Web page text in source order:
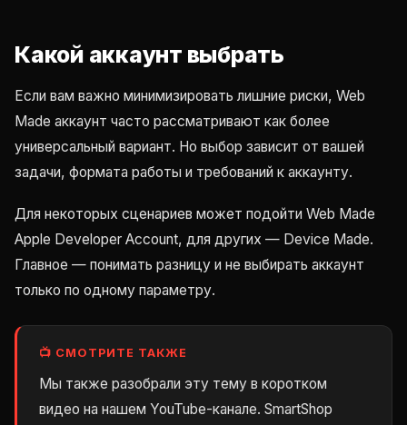
Какой аккаунт выбрать
Если вам важно минимизировать лишние риски, Web
Made аккаунт часто рассматривают как более
универсальный вариант. Но выбор зависит от вашей
задачи, формата работы и требований к аккаунту.
Для некоторых сценариев может подойти Web Made
Apple Developer Account, для других — Device Made.
Главное — понимать разницу и не выбирать аккаунт
только по одному параметру.
📺 СМОТРИТЕ ТАКЖЕ
Мы также разобрали эту тему в коротком
видео на нашем YouTube-канале. SmartShop